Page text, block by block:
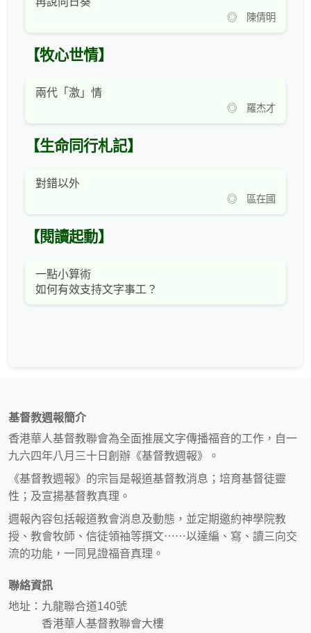
◎ 陳倩明
【牧心世情】
兩代「激」情
◎ 羅杰才
【生命同行札記】
對錯以外
◎ 區在國
【閱讀起動】
一點小算術
如何有效支持文字事工？
基督教週報簡介
香港華人基督教聯會為全面推展文字傳播福音的工作，自一
九六四年八月三十日創辦《基督教週報》。
《基督教週報》的宗旨是報道基督教消息；培育基督徒靈
性；及宣揚基督教真理。
週報內容包括報道教會消息及動態，並定期邀約神學院教
授、教會牧師、信徒領袖等撰文⋯⋯以達編、寫、讀三向交
流的功能，一同見證福音真理。
聯絡資訊
地址：九龍聯合道140號
香港華人基督教聯會大樓